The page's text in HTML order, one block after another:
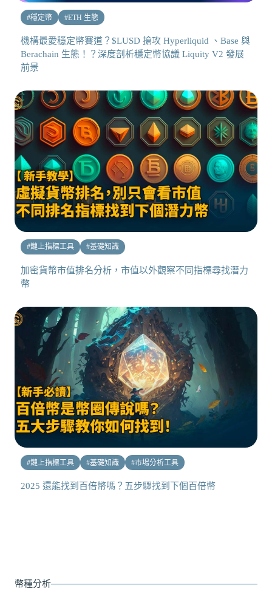
#穩定幣 #ETH 生態
機構最愛穩定幣賽道？$LUSD 搶攻 Hyperliquid 、Base 與
Berachain 生態！？深度剖析穩定幣協議 Liquity V2 發展
前景
#鏈上指標工具 #基礎知識
加密貨幣市值排名分析，市值以外觀察不同指標尋找潛力
幣
#鏈上指標工具 #基礎知識 #市場分析工具
2025 還能找到百倍幣嗎？五步驟找到下個百倍幣
幣種分析